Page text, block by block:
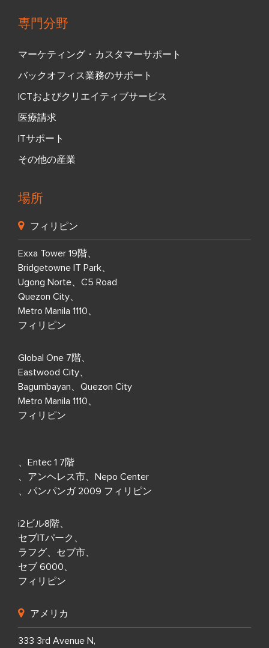
専門分野
マーケティング・カスタマーサポート
バックオフィス業務のサポート
ICTおよびクリエイティブサービス
医療請求
ITサポート
その他の産業
場所
フィリピン
Exxa Tower 19階、
Bridgetowne IT Park、
Ugong Norte、C5 Road
Quezon City、
Metro Manila 1110、
フィリピン
Global One 7階、
Eastwood City、
Bagumbayan、Quezon City
Metro Manila 1110、
フィリピン
、Entec 1 7階
、アンヘレス市、Nepo Center
、パンパンガ 2009 フィリピン
i2ビル8階、
セブITパーク、
ラフグ、セブ市、
セブ 6000、
フィリピン
アメリカ
333 3rd Avenue N,